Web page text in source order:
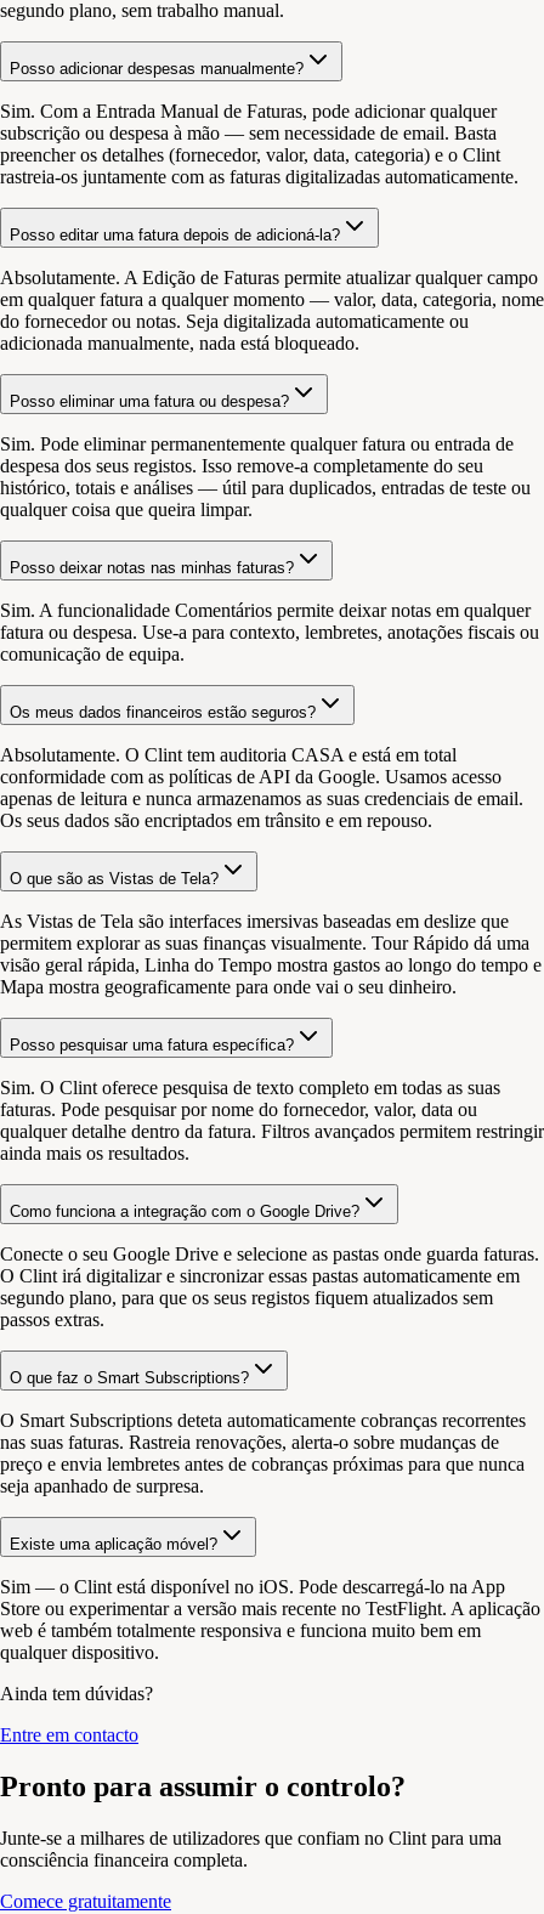
segundo plano, sem trabalho manual.
Posso adicionar despesas manualmente?
Sim. Com a Entrada Manual de Faturas, pode adicionar qualquer
subscrição ou despesa à mão — sem necessidade de email. Basta
preencher os detalhes (fornecedor, valor, data, categoria) e o Clint
rastreia-os juntamente com as faturas digitalizadas automaticamente.
Posso editar uma fatura depois de adicioná-la?
Absolutamente. A Edição de Faturas permite atualizar qualquer campo
em qualquer fatura a qualquer momento — valor, data, categoria, nome
do fornecedor ou notas. Seja digitalizada automaticamente ou
adicionada manualmente, nada está bloqueado.
Posso eliminar uma fatura ou despesa?
Sim. Pode eliminar permanentemente qualquer fatura ou entrada de
despesa dos seus registos. Isso remove-a completamente do seu
histórico, totais e análises — útil para duplicados, entradas de teste ou
qualquer coisa que queira limpar.
Posso deixar notas nas minhas faturas?
Sim. A funcionalidade Comentários permite deixar notas em qualquer
fatura ou despesa. Use-a para contexto, lembretes, anotações fiscais ou
comunicação de equipa.
Os meus dados financeiros estão seguros?
Absolutamente. O Clint tem auditoria CASA e está em total
conformidade com as políticas de API da Google. Usamos acesso
apenas de leitura e nunca armazenamos as suas credenciais de email.
Os seus dados são encriptados em trânsito e em repouso.
O que são as Vistas de Tela?
As Vistas de Tela são interfaces imersivas baseadas em deslize que
permitem explorar as suas finanças visualmente. Tour Rápido dá uma
visão geral rápida, Linha do Tempo mostra gastos ao longo do tempo e
Mapa mostra geograficamente para onde vai o seu dinheiro.
Posso pesquisar uma fatura específica?
Sim. O Clint oferece pesquisa de texto completo em todas as suas
faturas. Pode pesquisar por nome do fornecedor, valor, data ou
qualquer detalhe dentro da fatura. Filtros avançados permitem restringir
ainda mais os resultados.
Como funciona a integração com o Google Drive?
Conecte o seu Google Drive e selecione as pastas onde guarda faturas.
O Clint irá digitalizar e sincronizar essas pastas automaticamente em
segundo plano, para que os seus registos fiquem atualizados sem
passos extras.
O que faz o Smart Subscriptions?
O Smart Subscriptions deteta automaticamente cobranças recorrentes
nas suas faturas. Rastreia renovações, alerta-o sobre mudanças de
preço e envia lembretes antes de cobranças próximas para que nunca
seja apanhado de surpresa.
Existe uma aplicação móvel?
Sim — o Clint está disponível no iOS. Pode descarregá-lo na App
Store ou experimentar a versão mais recente no TestFlight. A aplicação
web é também totalmente responsiva e funciona muito bem em
qualquer dispositivo.
Ainda tem dúvidas?
Entre em contacto
Pronto para assumir o controlo?
Junte-se a milhares de utilizadores que confiam no Clint para uma
consciência financeira completa.
Comece gratuitamente